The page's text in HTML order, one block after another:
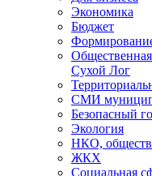
Экономика
Бюджет
Сухой Лог
СМИ
Безопасный
Экология
НКО,
ЖКХ
Социальная